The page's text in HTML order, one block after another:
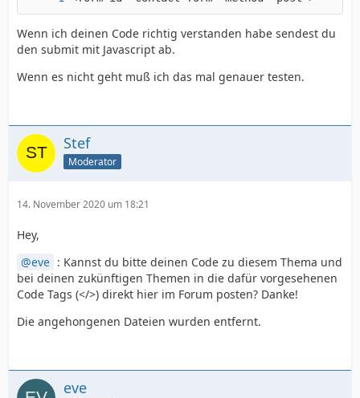
Wenn ich deinen Code richtig verstanden habe sendest du
den submit mit Javascript ab.
Wenn es nicht geht muß ich das mal genauer testen.
Stef
Moderator
14. November 2020 um 18:21
Hey,
eve : Kannst du bitte deinen Code zu diesem Thema und
bei deinen zukünftigen Themen in die dafür vorgesehenen
Code Tags (</>) direkt hier im Forum posten? Danke!
Die angehongenen Dateien wurden entfernt.
eve